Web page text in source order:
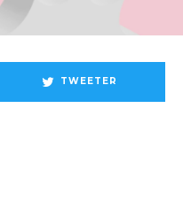
TWEETER